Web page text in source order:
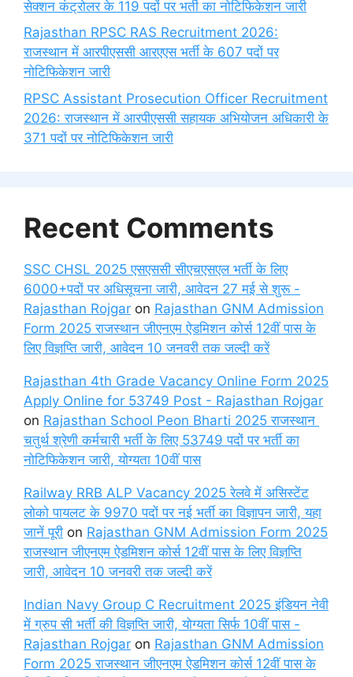
सेक्शन कंट्रोलर के 119 पदों पर भर्ती का नोटिफिकेशन जारी
Rajasthan RPSC RAS Recruitment 2026:
राजस्थान में आरपीएससी आरएएस भर्ती के 607 पदों पर
नोटिफिकेशन जारी
RPSC Assistant Prosecution Officer Recruitment
2026: राजस्थान में आरपीएससी सहायक अभियोजन अधिकारी के
371 पदों पर नोटिफिकेशन जारी
Recent Comments
SSC CHSL 2025 एसएससी सीएचएसएल भर्ती के लिए
6000+पदों पर अधिसूचना जारी, आवेदन 27 मई से शुरू -
Rajasthan Rojgar on Rajasthan GNM Admission
Form 2025 राजस्थान जीएनएम ऐडमिशन कोर्स 12वीं पास के
लिए विज्ञप्ति जारी, आवेदन 10 जनवरी तक जल्दी करें
Rajasthan 4th Grade Vacancy Online Form 2025
Apply Online for 53749 Post - Rajasthan Rojgar
on Rajasthan School Peon Bharti 2025 राजस्थान
चतुर्थ श्रेणी कर्मचारी भर्ती के लिए 53749 पदों पर भर्ती का
नोटिफिकेशन जारी, योग्यता 10वीं पास
Railway RRB ALP Vacancy 2025 रेलवे में असिस्टेंट
लोको पायलट के 9970 पदों पर नई भर्ती का विज्ञापन जारी, यहा
जानें पूरी on Rajasthan GNM Admission Form 2025
राजस्थान जीएनएम ऐडमिशन कोर्स 12वीं पास के लिए विज्ञप्ति
जारी, आवेदन 10 जनवरी तक जल्दी करें
Indian Navy Group C Recruitment 2025 इंडियन नेवी
में ग्रुप सी भर्ती की विज्ञप्ति जारी, योग्यता सिर्फ 10वीं पास -
Rajasthan Rojgar on Rajasthan GNM Admission
Form 2025 राजस्थान जीएनएम ऐडमिशन कोर्स 12वीं पास के